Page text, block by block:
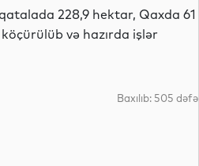
228,9 hektar, Qaxda 61
və hazırda işlər
Baxılıb: 505 dəfə